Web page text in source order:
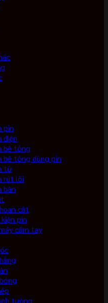
pin
điện
bê tông
bê tông dùng pin
từ
rút lõi
bàn
cắt
pin
cầm tay
tường